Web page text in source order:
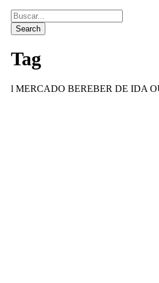
Tag
l MERCADO BEREBER DE IDA